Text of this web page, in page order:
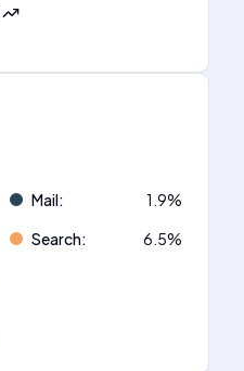
Mail: 1.9%
Search: 6.5%